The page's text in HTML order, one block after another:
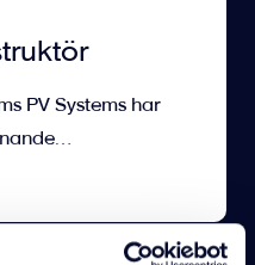
PV Systems har